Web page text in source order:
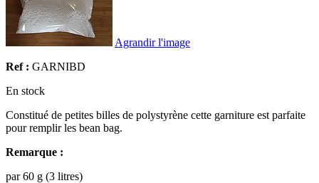
Agrandir l'image
Ref : GARNIBD
En stock
Constitué de petites billes de polystyrène cette garniture est parfaite
pour remplir les bean bag.
Remarque :
par 60 g (3 litres)